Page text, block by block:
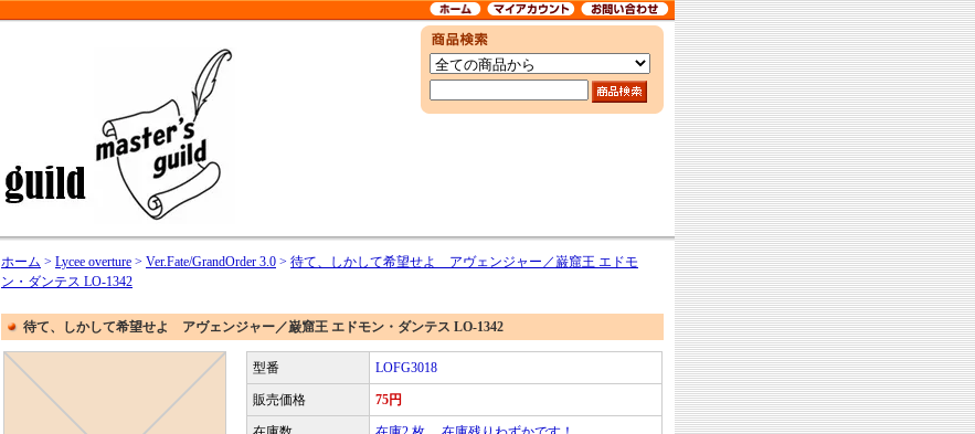
ホーム > Lycee overture > Ver.Fate/GrandOrder 3.0 > 待て、しかして希望せよ アヴェンジャー／巌窟王 エドモ
ン・ダンテス LO-1342
待て、しかして希望せよ アヴェンジャー／巌窟王 エドモン・ダンテス LO-1342
型番 LOFG3018
販売価格 75円